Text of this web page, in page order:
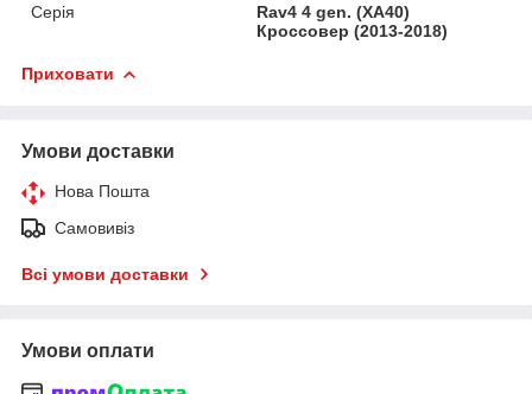
Серія
Rav4 4 gen. (XA40)
Кроссовер (2013-2018)
Приховати
Умови доставки
Нова Пошта
Самовивіз
Всі умови доставки
Умови оплати